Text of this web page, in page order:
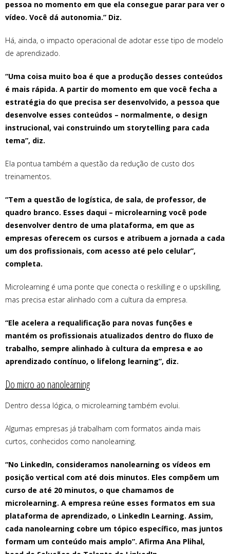
pessoa no momento em que ela consegue parar para ver o
vídeo. Você dá autonomia.” Diz.
Há, ainda, o impacto operacional de adotar esse tipo de modelo
de aprendizado.
“Uma coisa muito boa é que a produção desses conteúdos
é mais rápida. A partir do momento em que você fecha a
estratégia do que precisa ser desenvolvido, a pessoa que
desenvolve esses conteúdos – normalmente, o design
instrucional, vai construindo um storytelling para cada
tema”, diz.
Ela pontua também a questão da redução de custo dos
treinamentos.
“Tem a questão de logística, de sala, de professor, de
quadro branco. Esses daqui – microlearning você pode
desenvolver dentro de uma plataforma, em que as
empresas oferecem os cursos e atribuem a jornada a cada
um dos profissionais, com acesso até pelo celular”,
completa.
Microlearning é uma ponte que conecta o reskilling e o upskilling,
mas precisa estar alinhado com a cultura da empresa.
“Ele acelera a requalificação para novas funções e
mantém os profissionais atualizados dentro do fluxo de
trabalho, sempre alinhado à cultura da empresa e ao
aprendizado contínuo, o lifelong learning”, diz.
Do micro ao nanolearning
Dentro dessa lógica, o microlearning também evolui.
Algumas empresas já trabalham com formatos ainda mais
curtos, conhecidos como nanolearning.
“No LinkedIn, consideramos nanolearning os vídeos em
posição vertical com até dois minutos. Eles compõem um
curso de até 20 minutos, o que chamamos de
microlearning. A empresa reúne esses formatos em sua
plataforma de aprendizado, o LinkedIn Learning. Assim,
cada nanolearning cobre um tópico específico, mas juntos
formam um conteúdo mais amplo”. Afirma Ana Plihal,